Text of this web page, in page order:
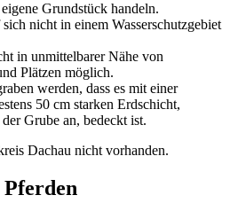
Grundstück handeln.
nicht in einem Wasserschutzgebiet
in unmittelbarer Nähe von
Plätzen möglich.
werden, dass es mit einer
50 cm starken Erdschicht,
Grube an, bedeckt ist.
Dachau nicht vorhanden.